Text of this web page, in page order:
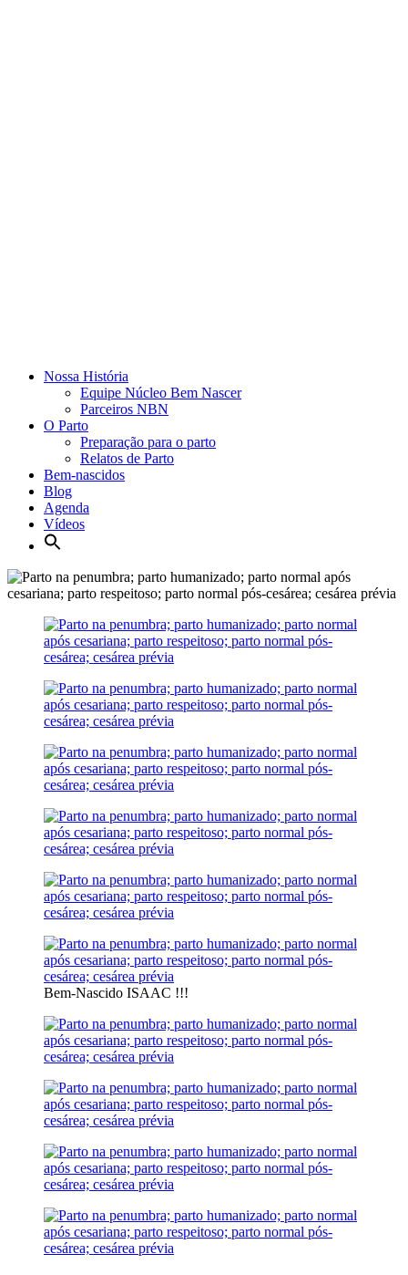
Nossa História
Equipe Núcleo Bem Nascer
Parceiros NBN
O Parto
Preparação para o parto
Relatos de Parto
Bem-nascidos
Blog
Agenda
Vídeos
Bem-Nascido ISAAC !!!